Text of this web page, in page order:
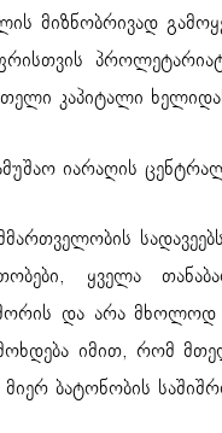
მიზნობრივად
კაპიტალი
იარაღის
ყველა
შორის და არა
იმით, რომ
ბატონობის